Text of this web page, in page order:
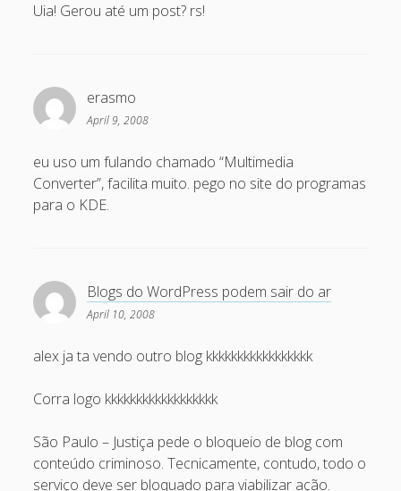
July 2010
April 2010
March 2010
January 2010
December 2009
September 2009
July 2009
June 2009
April 2009
Uia! Gerou até um post? rs!
erasmo
April 9, 2008
eu uso um fulando chamado “Multimedia
Converter”, facilita muito. pego no site do programas
para o KDE.
Blogs do WordPress podem sair do ar
April 10, 2008
alex ja ta vendo outro blog kkkkkkkkkkkkkkkkk
Corra logo kkkkkkkkkkkkkkkkkk
São Paulo – Justiça pede o bloqueio de blog com
conteúdo criminoso. Tecnicamente, contudo, todo o
serviço deve ser bloquado para viabilizar ação.